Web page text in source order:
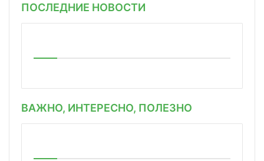
ПОСЛЕДНИЕ НОВОСТИ
ВАЖНО, ИНТЕРЕСНО, ПОЛЕЗНО